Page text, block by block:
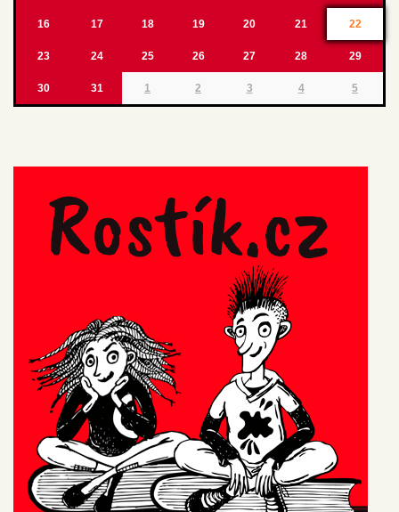
16 17 18 19 20 21 22
23 24 25 26 27 28 29
30 31 1 2 3 4 5